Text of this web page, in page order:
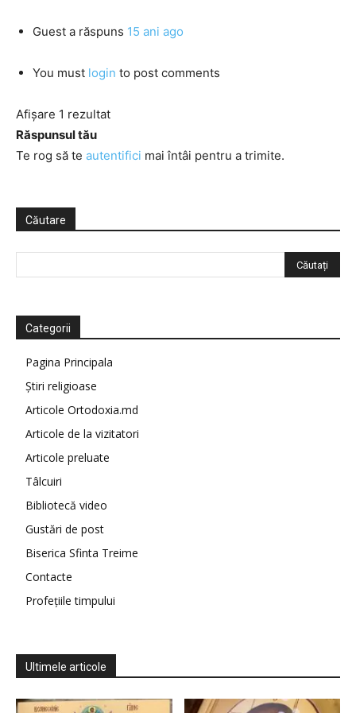
Guest a răspuns 15 ani ago
You must login to post comments
Afișare 1 rezultat
Răspunsul tău
Te rog să te autentifici mai întâi pentru a trimite.
Căutare
Categorii
Pagina Principala
Știri religioase
Articole Ortodoxia.md
Articole de la vizitatori
Articole preluate
Tâlcuiri
Bibliotecă video
Gustări de post
Biserica Sfinta Treime
Contacte
Profețiile timpului
Ultimele articole